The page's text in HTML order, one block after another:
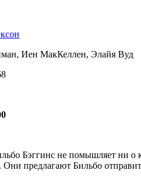
Иен МакКеллен, Элайя Вуд
Бэггинс не помышляет ни о
предлагают Бильбо